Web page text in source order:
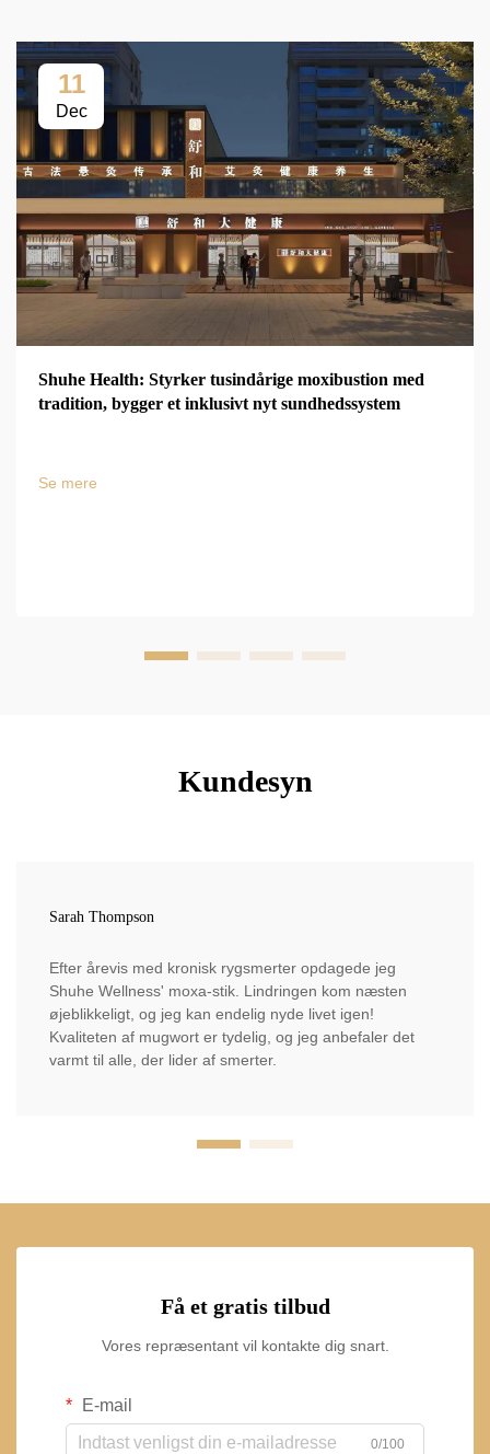
11
Dec
Shuhe Health: Styrker tusindårige moxibustion med
tradition, bygger et inklusivt nyt sundhedssystem
Se mere
Kundesyn
Sarah Thompson
Efter årevis med kronisk rygsmerter opdagede jeg
Shuhe Wellness' moxa-stik. Lindringen kom næsten
øjeblikkeligt, og jeg kan endelig nyde livet igen!
Kvaliteten af mugwort er tydelig, og jeg anbefaler det
varmt til alle, der lider af smerter.
Få et gratis tilbud
Vores repræsentant vil kontakte dig snart.
E-mail
0/100